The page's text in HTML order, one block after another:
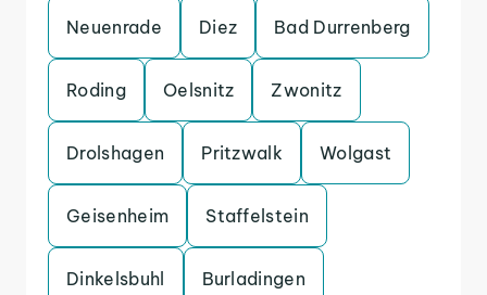
Neuenrade Diez Bad Durrenberg
Roding Oelsnitz Zwonitz
Drolshagen Pritzwalk Wolgast
Geisenheim Staffelstein
Dinkelsbuhl Burladingen